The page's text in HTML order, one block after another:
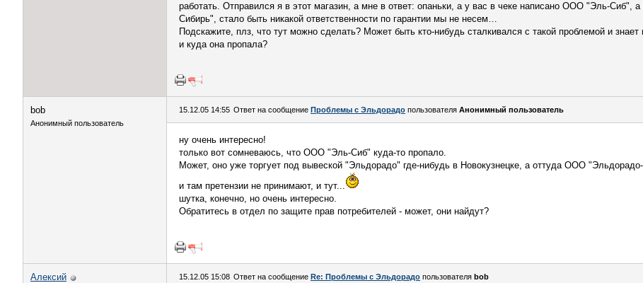
работать. Отправился я в этот магазин, а мне в ответ: опаньки, а у вас в чеке написано ООО "Эль-
Сибирь", стало быть никакой ответственности по гарантии мы не несем…
Подскажите, плз, что тут можно сделать? Может быть кто-нибудь сталкивался с такой проблемой и
и куда она пропала?
bob
Анонимный пользователь
15.12.05 14:55 Ответ на сообщение Проблемы с Эльдорадо пользователя Анонимный пользователь
ну очень интересно!
только вот сомневаюсь, что ООО "Эль-Сиб" куда-то пропало.
Может, оно уже торгует под вывеской "Эльдорадо" где-нибудь в Новокузнецке, а оттуда ООО
и там претензии не принимают, и тут...
шутка, конечно, но очень интересно.
Обратитесь в отдел по защите прав потребителей - может, они найдут?
Алексий 15.12.05 15:08 Ответ на сообщение Re: Проблемы с Эльдорадо пользователя bob